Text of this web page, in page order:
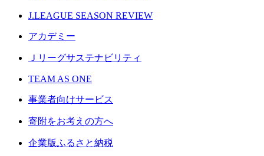
J.LEAGUE SEASON REVIEW
アカデミー
Ｊリーグサステナビリティ
TEAM AS ONE
事業者向けサービス
寄附をお考えの方へ
企業版ふるさと納税